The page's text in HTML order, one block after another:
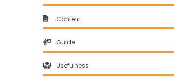
Content
Guide
Usefulness